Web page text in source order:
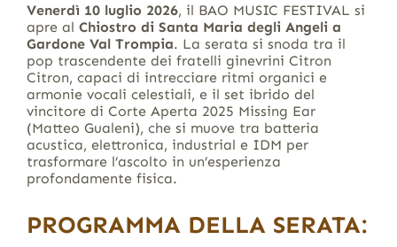
Venerdì 10 luglio 2026, il BAO MUSIC FESTIVAL si
apre al Chiostro di Santa Maria degli Angeli a
Gardone Val Trompia. La serata si snoda tra il
pop trascendente dei fratelli ginevrini Citron
Citron, capaci di intrecciare ritmi organici e
armonie vocali celestiali, e il set ibrido del
vincitore di Corte Aperta 2025 Missing Ear
(Matteo Gualeni), che si muove tra batteria
acustica, elettronica, industrial e IDM per
trasformare l’ascolto in un’esperienza
profondamente fisica.
PROGRAMMA DELLA SERATA: